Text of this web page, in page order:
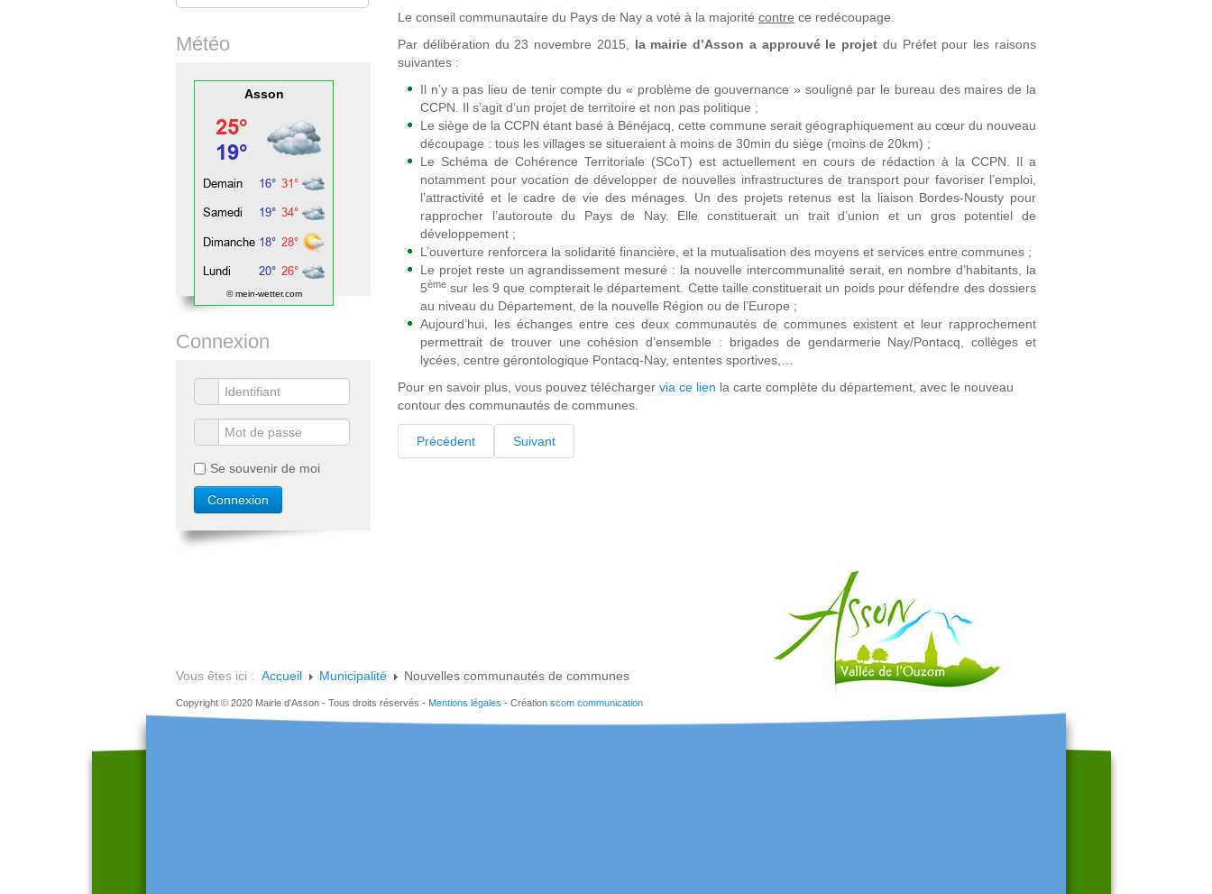
Le conseil communautaire du Pays de Nay a voté à la majorité contre ce redécoupage.
Par délibération du 23 novembre 2015, la mairie d’Asson a approuvé le projet du Préfet pour les raisons
suivantes :
Il n’y a pas lieu de tenir compte du « problème de gouvernance » souligné par le bureau des maires de la
CCPN. Il s’agit d’un projet de territoire et non pas politique ;
Le siège de la CCPN étant basé à Bénéjacq, cette commune serait géographiquement au cœur du nouveau
découpage : tous les villages se situeraient à moins de 30min du siège (moins de 20km) ;
Le Schéma de Cohérence Territoriale (SCoT) est actuellement en cours de rédaction à la CCPN. Il a
notamment pour vocation de développer de nouvelles infrastructures de transport pour favoriser l’emploi,
l’attractivité et le cadre de vie des ménages. Un des projets retenus est la liaison Bordes-Nousty pour
rapprocher l’autoroute du Pays de Nay. Elle constituerait un trait d’union et un gros potentiel de
développement ;
L’ouverture renforcera la solidarité financière, et la mutualisation des moyens et services entre communes ;
Le projet reste un agrandissement mesuré : la nouvelle intercommunalité serait, en nombre d’habitants, la
5ème sur les 9 que compterait le département. Cette taille constituerait un poids pour défendre des dossiers
au niveau du Département, de la nouvelle Région ou de l’Europe ;
Aujourd’hui, les échanges entre ces deux communautés de communes existent et leur rapprochement
permettrait de trouver une cohésion d’ensemble : brigades de gendarmerie Nay/Pontacq, collèges et
lycées, centre gérontologique Pontacq-Nay, ententes sportives,…
Pour en savoir plus, vous pouvez télécharger via ce lien la carte complète du département, avec le nouveau
contour des communautés de communes.
Précédent Suivant
Météo
Asson
© mein-wetter.com
Connexion
Se souvenir de moi
Vous êtes ici : Accueil Municipalité Nouvelles communautés de communes
Copyright © 2020 Mairie d'Asson - Tous droits réservés - Mentions légales - Création scom communication